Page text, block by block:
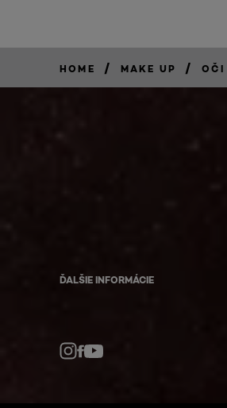
HOME / MAKE UP / OČI
ĎALŠIE INFORMÁCIE